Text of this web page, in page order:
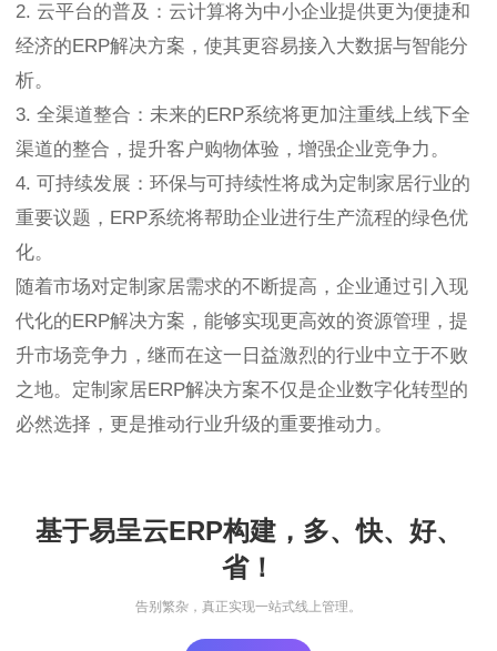
2. 云平台的普及：云计算将为中小企业提供更为便捷和
经济的ERP解决方案，使其更容易接入大数据与智能分
析。
3. 全渠道整合：未来的ERP系统将更加注重线上线下全
渠道的整合，提升客户购物体验，增强企业竞争力。
4. 可持续发展：环保与可持续性将成为定制家居行业的
重要议题，ERP系统将帮助企业进行生产流程的绿色优
化。
随着市场对定制家居需求的不断提高，企业通过引入现
代化的ERP解决方案，能够实现更高效的资源管理，提
升市场竞争力，继而在这一日益激烈的行业中立于不败
之地。定制家居ERP解决方案不仅是企业数字化转型的
必然选择，更是推动行业升级的重要推动力。
基于易呈云ERP构建，多、快、好、
省！
告别繁杂，真正实现一站式线上管理。